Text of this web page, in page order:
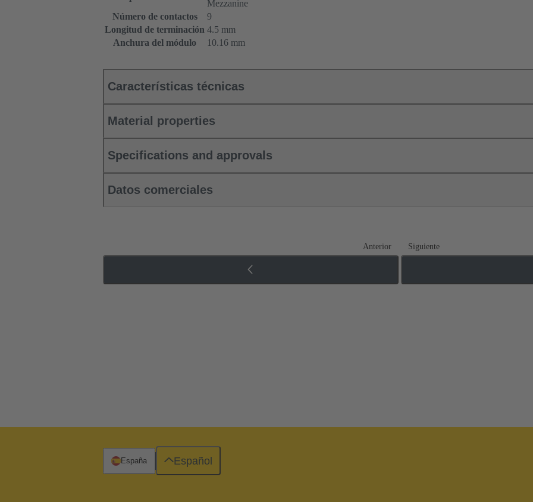
Mezzanine
Número de contactos
9
Longitud de terminación 4.5 mm
Anchura del módulo
10.16 mm
Características técnicas
Material properties
Specifications and approvals
Datos comerciales
Anterior Siguiente
España Español